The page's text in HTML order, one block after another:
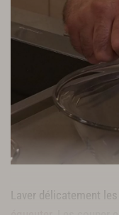
Laver délicatement